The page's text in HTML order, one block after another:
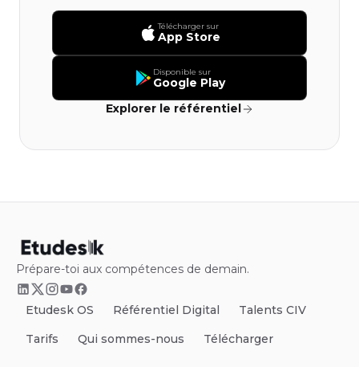
Télécharger sur
App Store
Disponible sur
Google Play
Explorer le référentiel
Prépare-toi aux compétences de demain.
Etudesk OS Référentiel Digital
Talents CIV
Tarifs
Qui sommes-nous Télécharger